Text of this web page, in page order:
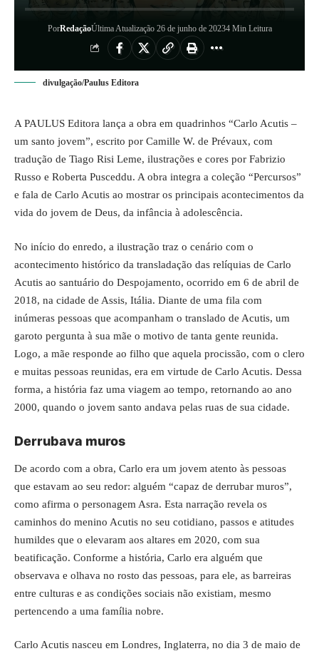
PorRedaçãoÚltima Atualização 26 de junho de 20234 Min Leitura
divulgação/Paulus Editora
A PAULUS Editora lança a obra em quadrinhos “Carlo Acutis –
um santo jovem”, escrito por Camille W. de Prévaux, com
tradução de Tiago Risi Leme, ilustrações e cores por Fabrizio
Russo e Roberta Pusceddu. A obra integra a coleção “Percursos”
e fala de Carlo Acutis ao mostrar os principais acontecimentos da
vida do jovem de Deus, da infância à adolescência.
No início do enredo, a ilustração traz o cenário com o
acontecimento histórico da transladação das relíquias de Carlo
Acutis ao santuário do Despojamento, ocorrido em 6 de abril de
2018, na cidade de Assis, Itália. Diante de uma fila com
inúmeras pessoas que acompanham o translado de Acutis, um
garoto pergunta à sua mãe o motivo de tanta gente reunida.
Logo, a mãe responde ao filho que aquela procissão, com o clero
e muitas pessoas reunidas, era em virtude de Carlo Acutis. Dessa
forma, a história faz uma viagem ao tempo, retornando ao ano
2000, quando o jovem santo andava pelas ruas de sua cidade.
Derrubava muros
De acordo com a obra, Carlo era um jovem atento às pessoas
que estavam ao seu redor: alguém “capaz de derrubar muros”,
como afirma o personagem Asra. Esta narração revela os
caminhos do menino Acutis no seu cotidiano, passos e atitudes
humildes que o elevaram aos altares em 2020, com sua
beatificação. Conforme a história, Carlo era alguém que
observava e olhava no rosto das pessoas, para ele, as barreiras
entre culturas e as condições sociais não existiam, mesmo
pertencendo a uma família nobre.
Carlo Acutis nasceu em Londres, Inglaterra, no dia 3 de maio de